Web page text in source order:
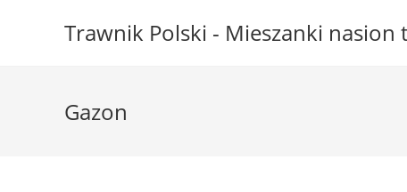
Trawnik Polski - Mieszanki
Gazon